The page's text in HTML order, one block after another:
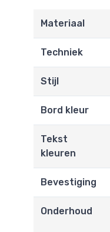
Materiaal
Techniek
Stijl
Bord kleur
Tekst
kleuren
Bevestiging
Onderhoud